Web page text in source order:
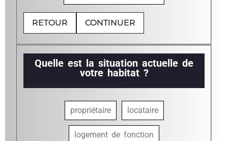
RETOUR CONTINUER
Quelle est la situation actuelle de
votre habitat ?
propriétaire locataire
logement de fonction